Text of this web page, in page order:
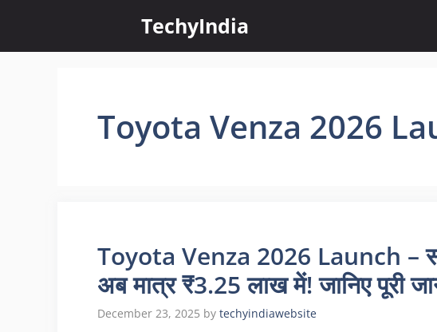
content
TechyIndia
Toyota Venza 2026
Toyota Venza 2026 Launch –
अब मात्र ₹3.25 लाख में! जानिए पूरी
December 23, 2025 by techyindiawebsite